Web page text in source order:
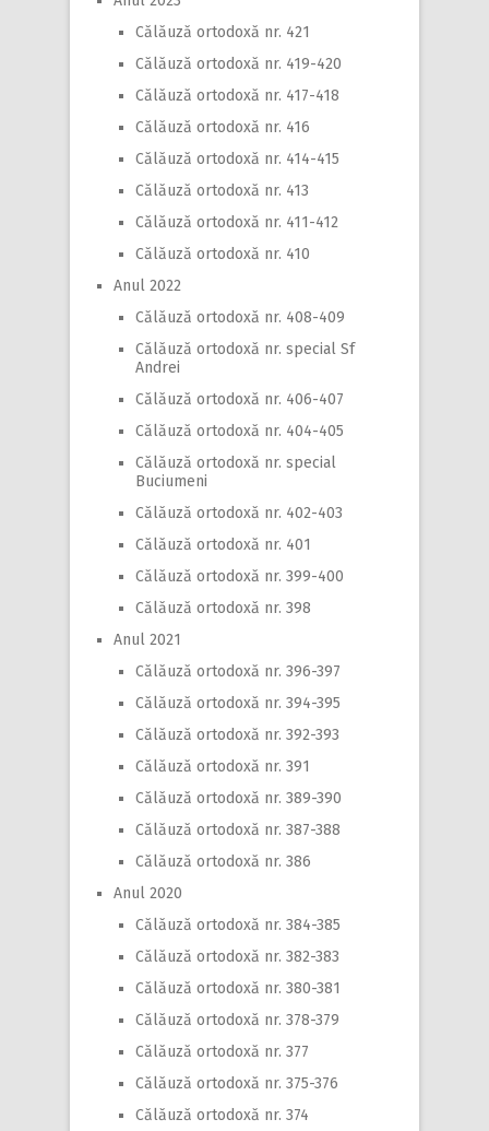
Călăuză ortodoxă nr. 421
Călăuză ortodoxă nr. 419-420
Călăuză ortodoxă nr. 417-418
Călăuză ortodoxă nr. 416
Călăuză ortodoxă nr. 414-415
Călăuză ortodoxă nr. 413
Călăuză ortodoxă nr. 411-412
Călăuză ortodoxă nr. 410
Anul 2022
Călăuză ortodoxă nr. 408-409
Călăuză ortodoxă nr. special Sf
Andrei
Călăuză ortodoxă nr. 406-407
Călăuză ortodoxă nr. 404-405
Călăuză ortodoxă nr. special
Buciumeni
Călăuză ortodoxă nr. 402-403
Călăuză ortodoxă nr. 401
Călăuză ortodoxă nr. 399-400
Călăuză ortodoxă nr. 398
Anul 2021
Călăuză ortodoxă nr. 396-397
Călăuză ortodoxă nr. 394-395
Călăuză ortodoxă nr. 392-393
Călăuză ortodoxă nr. 391
Călăuză ortodoxă nr. 389-390
Călăuză ortodoxă nr. 387-388
Călăuză ortodoxă nr. 386
Anul 2020
Călăuză ortodoxă nr. 384-385
Călăuză ortodoxă nr. 382-383
Călăuză ortodoxă nr. 380-381
Călăuză ortodoxă nr. 378-379
Călăuză ortodoxă nr. 377
Călăuză ortodoxă nr. 375-376
Călăuză ortodoxă nr. 374